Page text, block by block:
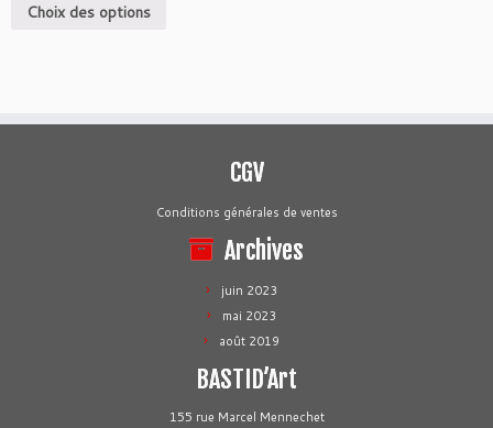
Choix des options
CGV
Conditions générales de ventes
Archives
juin 2023
mai 2023
août 2019
BASTID’Art
155 rue Marcel Mennechet